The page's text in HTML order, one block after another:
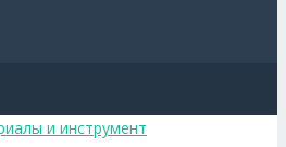
и инструмент